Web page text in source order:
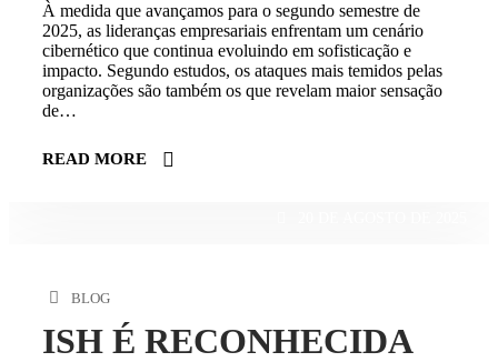
À medida que avançamos para o segundo semestre de
2025, as lideranças empresariais enfrentam um cenário
cibernético que continua evoluindo em sofisticação e
impacto. Segundo estudos, os ataques mais temidos pelas
organizações são também os que revelam maior sensação
de…
READ MORE
BLOG
ISH É RECONHECIDA